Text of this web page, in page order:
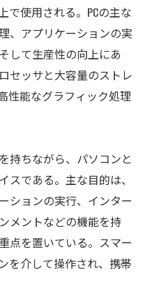
で使用される。PCの主な
、アプリケーションの実
して生産性の向上にあ
セッサと大容量のストレ
性能なグラフィック処理
持ちながら、パソコンと
スである。主な目的は、
ションの実行、インター
メントなどの機能を持
点を置いている。スマー
を介して操作され、携帯